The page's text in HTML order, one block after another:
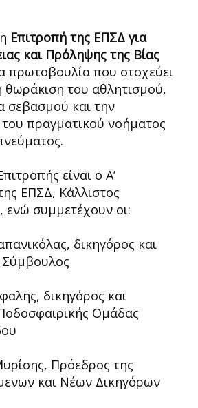
Επιτροπή της ΕΠΣΔ για
και Πρόληψης της Βίας
πρωτοβουλία που στοχεύει
θωράκιση του αθλητισμού,
σεβασμού και την
πραγματικού νοήματος
είναι ο Α’
ΕΠΣΔ, Κάλλιστος
ενώ συμμετέχουν οι:
δικηγόρος και
Σύμβουλος
δικηγόρος και
Ομάδας
Πρόεδρος της
και Νέων Δικηγόρων